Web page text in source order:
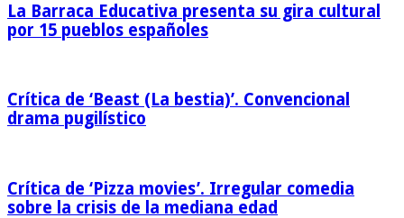
La Barraca Educativa presenta su gira cultural
por 15 pueblos españoles
Crítica de ‘Beast (La bestia)’. Convencional
drama pugilístico
Crítica de ‘Pizza movies’. Irregular comedia
sobre la crisis de la mediana edad